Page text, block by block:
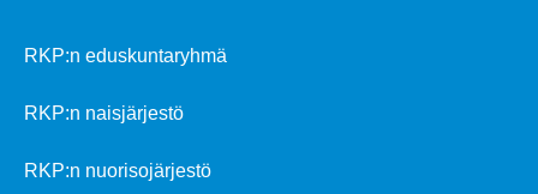
RKP:n eduskuntaryhmä
RKP:n naisjärjestö
RKP:n nuorisojärjestö